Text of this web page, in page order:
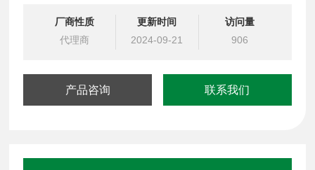
提供油路系统设计,油路块设计,阀块设计与选型
液压油缸，经销力士乐、派克、中国台湾北部等液压元件
厂商性质
代理商
更新时间
2024-09-21
访问量
906
产品咨询 联系我们